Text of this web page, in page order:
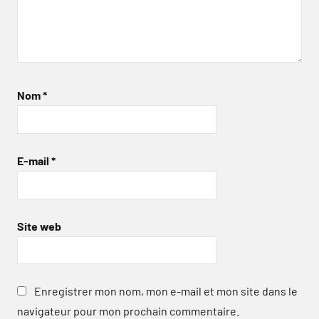
Nom*
E-mail *
Site web
Enregistrer mon nom, mon e-mail et mon site dans le
navigateur pour mon prochain commentaire.